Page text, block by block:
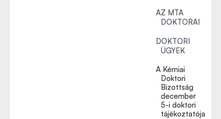
AZ MTA
DOKTORAI
DOKTORI
ÜGYEK
A Kémiai
Doktori
Bizottság
december
5-i doktori
tájékoztatója